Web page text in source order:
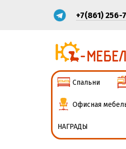
+7(861) 256-
Спальни
Офисная
НАГРАДЫ